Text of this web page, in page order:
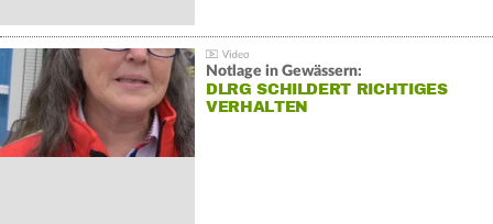
Notlage in Gewässern:
DLRG SCHILDERT RICHTIGES
VERHALTEN